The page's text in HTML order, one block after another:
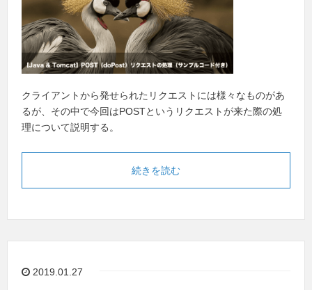
クライアントから発せられたリクエストには様々なものがあ
るが、その中で今回はPOSTというリクエストが来た際の処
理について説明する。
続きを読む
2019.01.27